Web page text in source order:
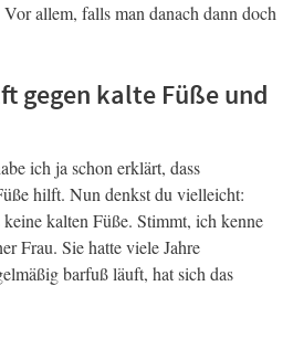
allem, falls man danach dann doch
gegen kalte Füße und
ich ja schon erklärt, dass
hilft. Nun denkst du vielleicht:
kalten Füße. Stimmt, ich kenne
Frau. Sie hatte viele Jahre
barfuß läuft, hat sich das